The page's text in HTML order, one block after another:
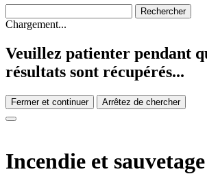
Chargement...
Veuillez patienter pendant
résultats sont récupérés...
Fermer et continuer Arrêtez de chercher
Incendie et sauvetage